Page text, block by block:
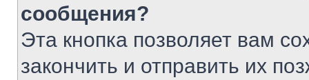
сообщения?
Эта кнопка позволяет вам
закончить и отправить их